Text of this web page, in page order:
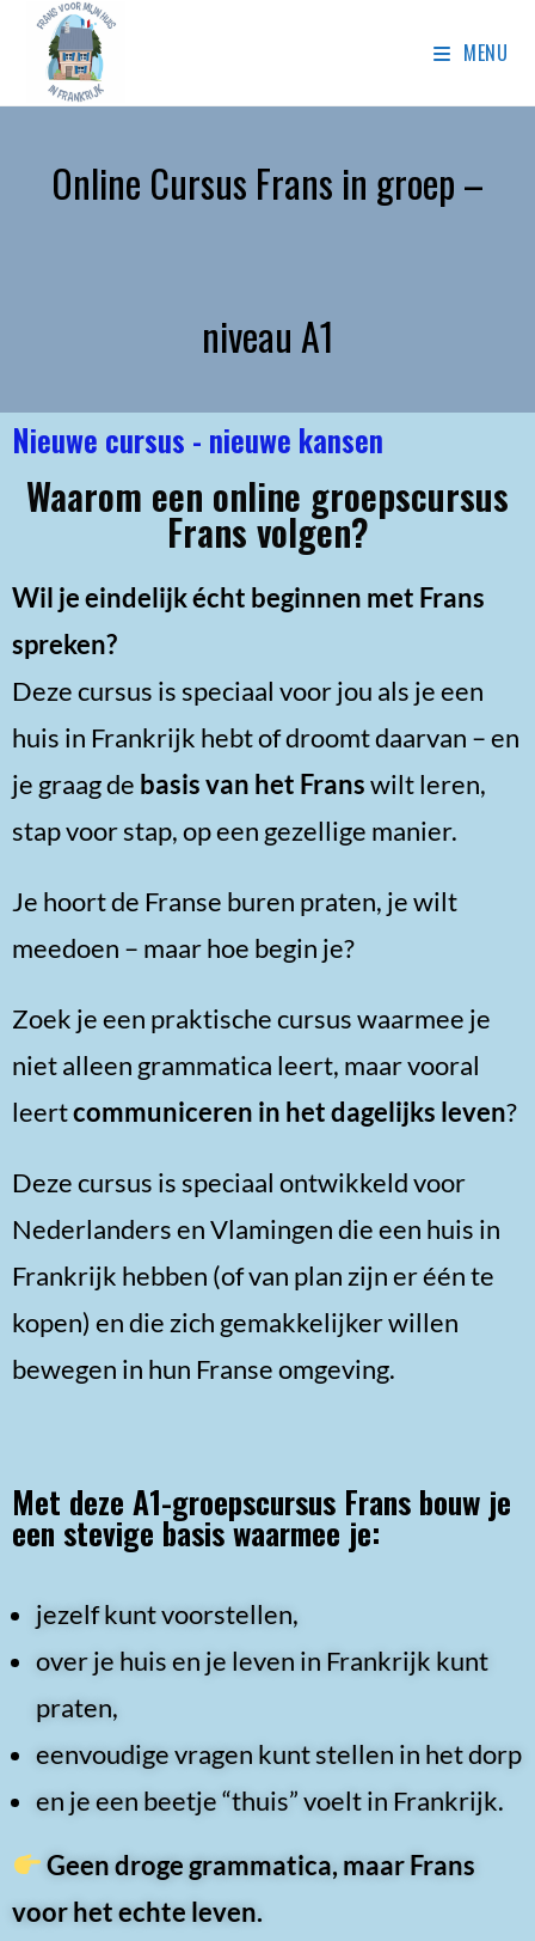
MENU
Online Cursus Frans in groep –
niveau A1
Nieuwe cursus - nieuwe kansen
Waarom een online groepscursus
Frans volgen?
Wil je eindelijk écht beginnen met Frans
spreken?
Deze cursus is speciaal voor jou als je een
huis in Frankrijk hebt of droomt daarvan – en
je graag de basis van het Franswilt leren,
stap voor stap, op een gezellige manier.
Je hoort de Franse buren praten, je wilt
meedoen – maar hoe begin je?
Zoek je een praktische cursus waarmee je
niet alleen grammatica leert, maar vooral
leertcommuniceren in het dagelijks leven?
Deze cursus is speciaal ontwikkeld voor
Nederlanders en Vlamingen die een huis in
Frankrijk hebben (of van plan zijn er één te
kopen) en die zich gemakkelijker willen
bewegen in hun Franse omgeving.
Met deze A1-groepscursus Frans bouw je
een stevige basis waarmee je:
jezelf kunt voorstellen,
over je huis en je leven in Frankrijk kunt
praten,
eenvoudige vragen kunt stellen in het dorp
en je een beetje “thuis” voelt in Frankrijk.
Geen droge grammatica, maar Frans
voor het echte leven.